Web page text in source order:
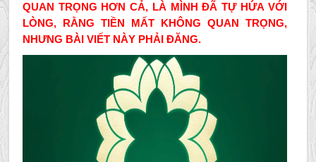
QUAN TRỌNG HƠN CẢ, LÀ MÌNH ĐÃ TỰ HỨA VỚI
LÒNG, RẰNG TIỀN MẤT KHÔNG QUAN TRỌNG,
NHƯNG BÀI VIẾT NÀY PHẢI ĐĂNG.